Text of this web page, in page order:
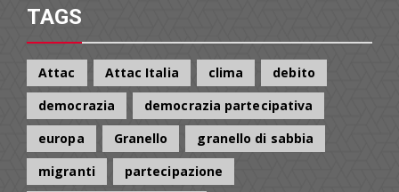
TAGS
Attac Attac Italia clima
debito
democrazia
democrazia partecipativa
europa
Granello
granello di sabbia
migranti
partecipazione